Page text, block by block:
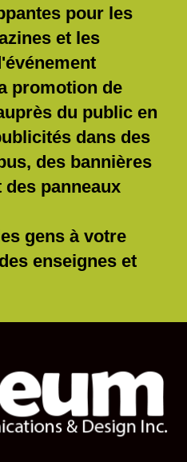
pour les
et les
promotion de
du public en
dans des
des bannières
panneaux
gens à votre
enseignes et